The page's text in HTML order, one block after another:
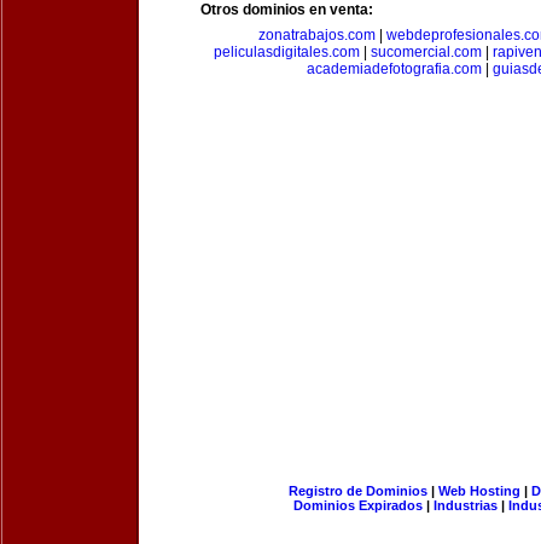
Otros dominios en venta:
zonatrabajos.com|
peliculasdigitales.com
sucomercial.com
academiadefotografia.com
Registro de Dominios| Web Hosting |
Dominios Expirados | Industrias |